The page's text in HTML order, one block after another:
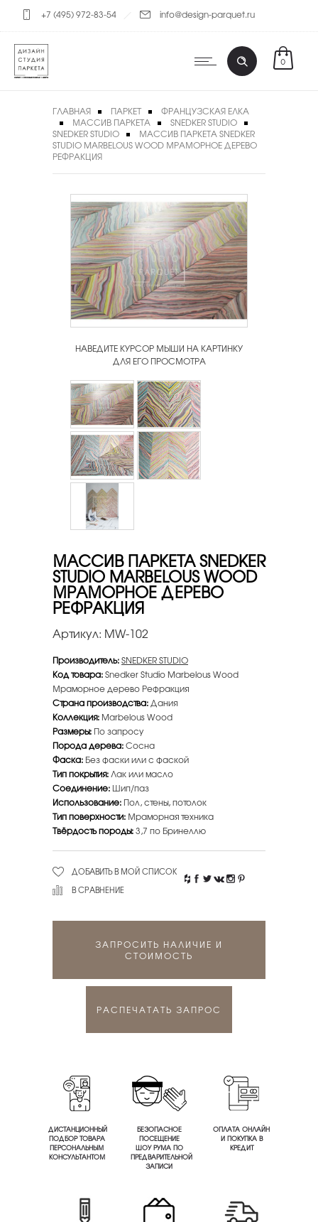
+7 (495) 972-83-54 info@design-parquet.ru
0
ГЛАВНАЯ ПАРКЕТ
ФРАНЦУЗСКАЯ ЕЛКА
МАССИВ ПАРКЕТА
SNEDKER STUDIO
SNEDKER STUDIO
МАССИВ ПАРКЕТА SNEDKER
STUDIO MARBELOUS WOOD МРАМОРНОЕ ДЕРЕВО
РЕФРАКЦИЯ
НАВЕДИТЕ КУРСОР МЫШИ НА КАРТИНКУ
ДЛЯ ЕГО ПРОСМОТРА
МАССИВ ПАРКЕТА SNEDKER
STUDIO MARBELOUS WOOD
МРАМОРНОЕ ДЕРЕВО
РЕФРАКЦИЯ
Артикул: MW-102
Производитель:SNEDKER STUDIO
Код товара:Snedker Studio Marbelous Wood
Мраморное дерево Рефракция
Страна производства:Дания
Коллекция: Marbelous Wood
Размеры: По запросу
Порода дерева:Сосна
Фаска: Без фаски или с фаской
Тип покрытия:Лак или масло
Соединение: Шип/паз
Использование: Пол, стены, потолок
Тип поверхности: Мраморная техника
Твёрдость породы:3,7 по Бринеллю
ДОБАВИТЬ В МОЙ СПИСОК
В СРАВНЕНИЕ
ЗАПРОСИТЬ НАЛИЧИЕ И
СТОИМОСТЬ
РАСПЕЧАТАТЬ ЗАПРОС
ДИСТАНЦИОННЫЙ
ПОДБОР ТОВАРА
ПЕРСОНАЛЬНЫМ
КОНСУЛЬТАНТОМ
БЕЗОПАСНОЕ
ПОСЕЩЕНИЕ
ШОУ РУМА ПО
ПРЕДВАРИТЕЛЬНОЙ
ЗАПИСИ
ОПЛАТА ОНЛАЙН
И ПОКУПКА В
КРЕДИТ